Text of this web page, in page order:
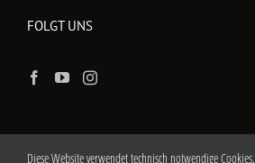
FOLGT UNS
Diese Website verwendet technisch notwendige Cookies.